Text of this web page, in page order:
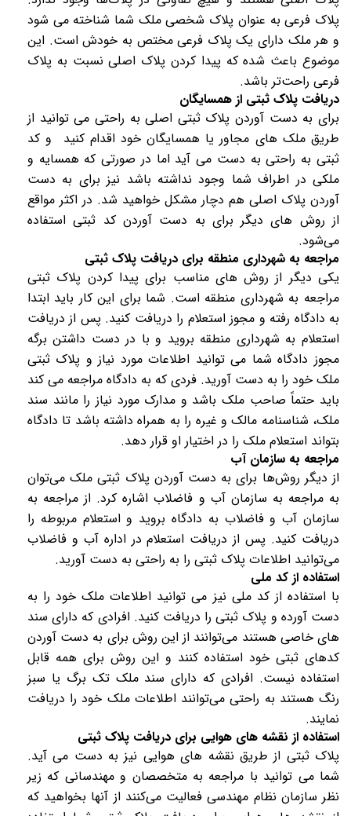
پلاک فرعی به‌ عنوان پلاک شخصی ملک شما شناخته می‌ شود
و هر ملک دارای یک پلاک فرعی مختص به خودش است. این
موضوع باعث شده که پیدا کردن پلاک اصلی نسبت به پلاک
فرعی راحت‌تر باشد.
دریافت پلاک ثبتی از همسایگان
برای به دست آوردن پلاک ثبتی اصلی به راحتی می‌ توانید از
طریق ملک‌ های مجاور یا همسایگان خود اقدام کنید و کد
ثبتی به‌ راحتی به دست می‌ آید اما در صورتی که همسایه و
ملکی در اطراف شما وجود نداشته باشد نیز برای به دست
آوردن پلاک اصلی هم دچار مشکل خواهید شد. در اکثر مواقع
از روش‌ های دیگر برای به‌ دست آوردن کد ثبتی استفاده
می‌شود.
مراجعه به شهرداری منطقه برای دریافت پلاک ثبتی
یکی دیگر از روش‌ های مناسب برای پیدا کردن پلاک ثبتی
مراجعه به شهرداری منطقه است. شما برای این کار باید ابتدا
به دادگاه رفته و مجوز استعلام را دریافت کنید. پس از دریافت
استعلام به شهرداری منطقه بروید و با در دست داشتن برگه
مجوز دادگاه شما می‌ توانید اطلاعات مورد نیاز و پلاک ثبتی
ملک خود را به‌ دست آورید. فردی که به دادگاه مراجعه می‌ کند
باید حتماً صاحب ملک باشد و مدارک مورد نیاز را مانند سند
ملک، شناسنامه مالک و غیره را به همراه داشته باشد تا دادگاه
بتواند استعلام ملک را در اختیار او قرار دهد.
مراجعه به سازمان آب
از دیگر روش‌ها برای به دست آوردن پلاک ثبتی ملک می‌توان
به مراجعه به سازمان آب‌ و فاضلاب اشاره کرد. از مراجعه به
سازمان آب‌ و فاضلاب به دادگاه بروید و استعلام مربوطه را
دریافت کنید. پس از دریافت استعلام در اداره آب‌ و فاضلاب
می‌توانید اطلاعات پلاک ثبتی را به‌ راحتی به دست آورید.
استفاده از کد ملی
با استفاده از کد ملی نیز می‌ توانید اطلاعات ملک خود را به
دست آورده و پلاک ثبتی را دریافت کنید. افرادی که دارای سند
های خاصی هستند می‌توانند از این روش برای به دست آوردن
کدهای ثبتی خود استفاده کنند و این روش برای همه قابل
استفاده نیست. افرادی که دارای سند ملک تک برگ یا سبز
رنگ هستند به‌ راحتی می‌توانند اطلاعات ملک خود را دریافت
نمایند.
استفاده از نقشه‌ های هوایی برای دریافت پلاک ثبتی
پلاک ثبتی از طریق نقشه‌ های هوایی نیز به دست می‌ آید.
شما می‌ توانید با مراجعه به متخصصان و مهندسانی که زیر
نظر سازمان نظام مهندسیفعالیت می‌کنند از آنها بخواهید که